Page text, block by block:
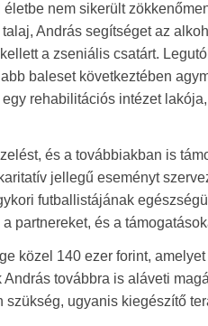
nem sikerült
András segítséget az
a zseniális csatárt.
baleset következtében
rehabilitációs intézet
és a továbbiakban is
jellegű eseményt
futballistájának
partnereket, és a
közel 140 ezer forint,
továbbra is aláveti
ugyanis kiegészítő